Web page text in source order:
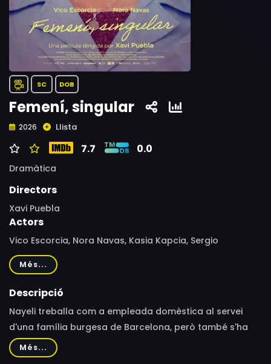
SC DOB
Femení, singular
2026 Llista
7.7 0.0
Dramàtica
Directors
Xavi Puebla
Actors
Vico Escorcia, Nora Navas, Kasia Kapcia, Sergio
Caballero, Miquel Robusté, Mònica Almirall, Carles
Sanjaime
Més...
Descripció
Nayeli treballa com a empleada domèstica al servei
d'una família burgesa de Barcelona, ​​però també s'ha
d'enfrontar a una elecció personal difícil…
Més...